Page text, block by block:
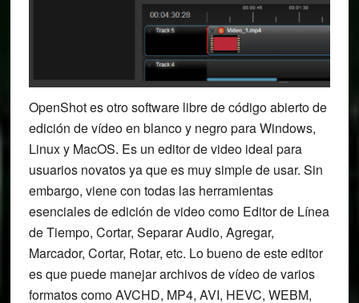
OpenShot es otro software libre de código abierto de
edición de vídeo en blanco y negro para Windows,
Linux y MacOS. Es un editor de video ideal para
usuarios novatos ya que es muy simple de usar. Sin
embargo, viene con todas las herramientas
esenciales de edición de video como Editor de Línea
de Tiempo, Cortar, Separar Audio, Agregar,
Marcador, Cortar, Rotar, etc. Lo bueno de este editor
es que puede manejar archivos de vídeo de varios
formatos como AVCHD, MP4, AVI, HEVC, WEBM,